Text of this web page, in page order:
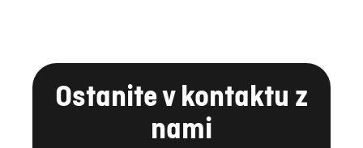
Ostanite v kontaktu z
nami